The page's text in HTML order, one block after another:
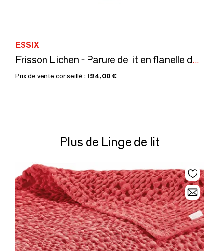
ESSIX
Frisson Lichen - Parure de lit en flanelle de coton
Prix de vente conseillé : 194,00 €
Plus de Linge de lit